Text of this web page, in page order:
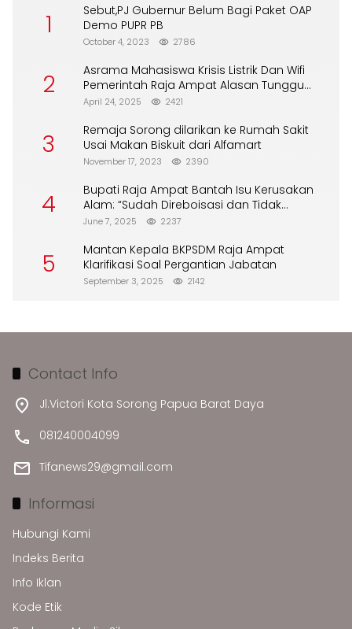
1
Sebut,PJ Gubernur Belum Bagi Paket OAP
Demo PUPR PB
October 4, 2023 2786
2
Asrama Mahasiswa Krisis Listrik Dan Wifi
Pemerintah Raja Ampat Alasan Tunggu
DPA
April 24, 2025 2421
3
Remaja Sorong dilarikan ke Rumah Sakit
Usai Makan Biskuit dari Alfamart
November 17, 2023 2390
4
Bupati Raja Ampat Bantah Isu Kerusakan
Alam: “Sudah Direboisasi dan Tidak
Merusak Lingkungan”
June 7, 2025 2237
5
Mantan Kepala BKPSDM Raja Ampat
Klarifikasi Soal Pergantian Jabatan
September 3, 2025 2142
Contact Info
Jl.Victori Kota Sorong Papua Barat Daya
081240004099
Tifanews29@gmail.com
Informasi
Hubungi Kami
Indeks Berita
Info Iklan
Kode Etik